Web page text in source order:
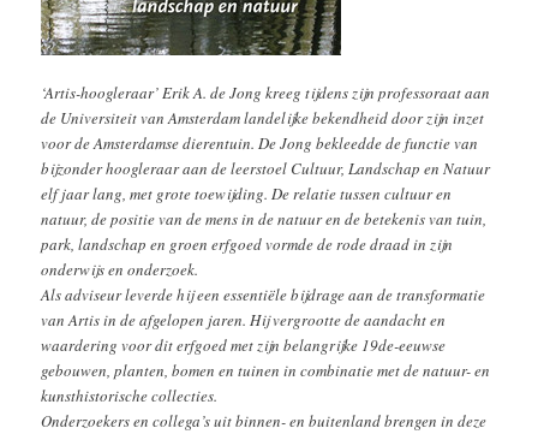
‘Artis-hoogleraar’ Erik A. de Jong kreeg tijdens zijn professoraat aan
de Universiteit van Amsterdam landelijke bekendheid door zijn inzet
voor de Amsterdamse dierentuin. De Jong bekleedde de functie van
bijzonder hoogleraar aan de leerstoel Cultuur, Landschap en Natuur
elf jaar lang, met grote toewijding. De relatie tussen cultuur en
natuur, de positie van de mens in de natuur en de betekenis van tuin,
park, landschap en groen erfgoed vormde de rode draad in zijn
onderwijs en onderzoek.
Als adviseur leverde hij een essentiële bijdrage aan de transformatie
van Artis in de afgelopen jaren. Hij vergrootte de aandacht en
waardering voor dit erfgoed met zijn belangrijke 19de-eeuwse
gebouwen, planten, bomen en tuinen in combinatie met de natuur- en
kunsthistorische collecties.
Onderzoekers en collega’s uit binnen- en buitenland brengen in deze